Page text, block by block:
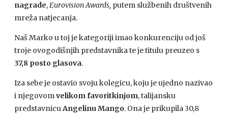
nagrade,Eurovision Awards, putem službenih društvenih
mreža natjecanja.
Naš Marko u toj je kategoriji imao konkurenciju od još
troje ovogodišnjih predstavnika te je titulu preuzeo s
37,8 posto glasova.
Iza sebe je ostavio svoju kolegicu, koju je ujedno nazivao
i njegovomvelikom favoritkinjom, talijansku
predstavnicuAngelinu Mango. Ona je prikupila 30,8